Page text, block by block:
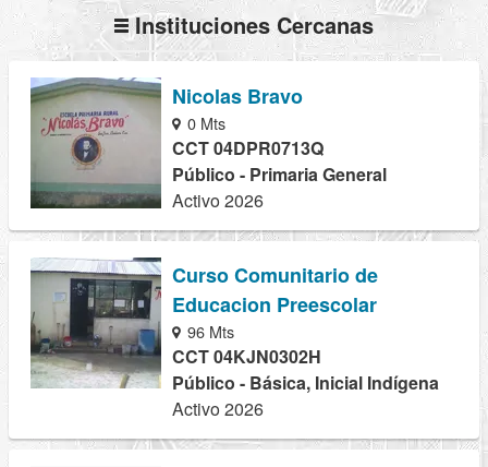
Instituciones Cercanas
Nicolas Bravo
0 Mts
CCT 04DPR0713Q
Público - Primaria General
Activo 2026
Curso Comunitario de
Educacion Preescolar
96 Mts
CCT 04KJN0302H
Público - Básica, Inicial Indígena
Activo 2026